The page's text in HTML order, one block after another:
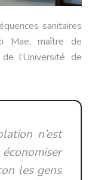
sanitaires
Mae, maître de
l’Université de
n’est
les gens